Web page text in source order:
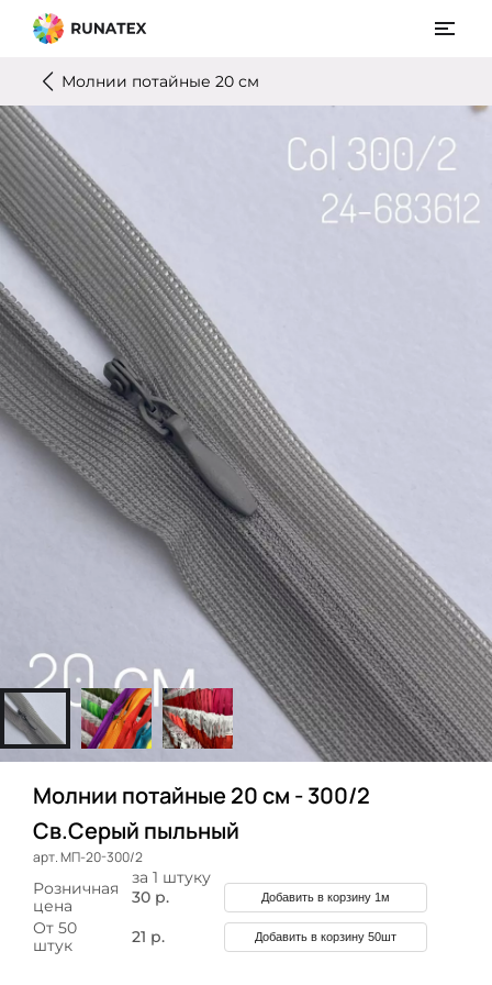
Молнии потайные 20 см
Молнии потайные 20 см - 300/2
Св.Серый пыльный
арт. МП-20-300/2
за 1 штуку
Розничная
цена
30 р. Добавить в корзину 1м
От 50
штук
21 р. Добавить в корзину 50шт